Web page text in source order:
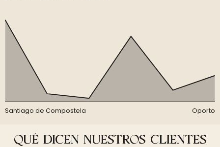
Santiago de Compostela Oporto
QUÉ DICEN NUESTROS CLIENTES